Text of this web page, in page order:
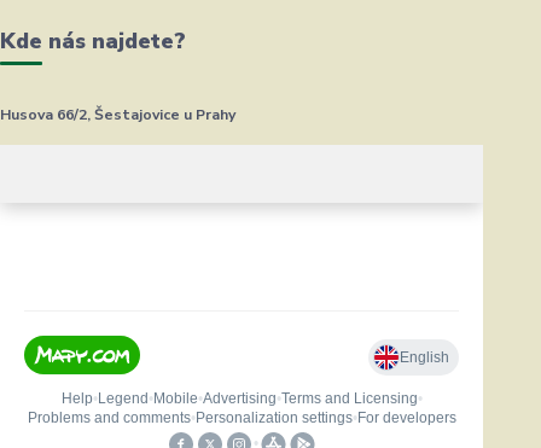
Kde nás najdete?
Husova 66/2, Šestajovice u Prahy